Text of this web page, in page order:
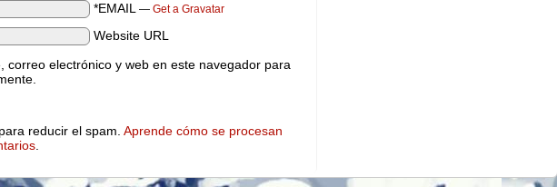
*EMAIL — Get a Gravatar
Website URL
correo electrónico y web en este navegador para
reducir el spam. Aprende cómo se procesan